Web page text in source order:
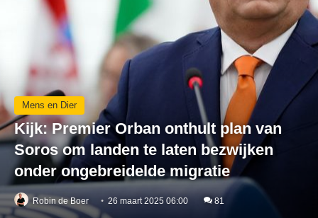
Mens en Dier
Kijk: Premier Orban onthult plan van
Soros om landen te laten bezwijken
onder ongebreidelde migratie
Robin de Boer 26 maart 2025 06:00 81